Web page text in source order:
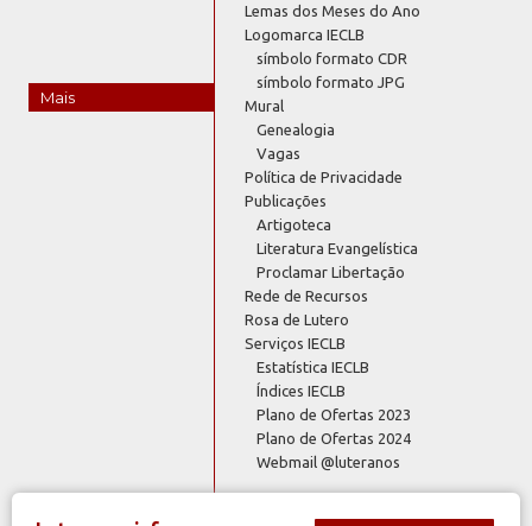
Mais
Lemas dos Meses do Ano
Logomarca IECLB
símbolo formato CDR
símbolo formato JPG
Mural
Genealogia
Vagas
Política de Privacidade
Publicações
Artigoteca
Literatura Evangelística
Proclamar Libertação
Rede de Recursos
Rosa de Lutero
Serviços IECLB
Estatística IECLB
Índices IECLB
Plano de Ofertas 2023
Plano de Ofertas 2024
Webmail @luteranos